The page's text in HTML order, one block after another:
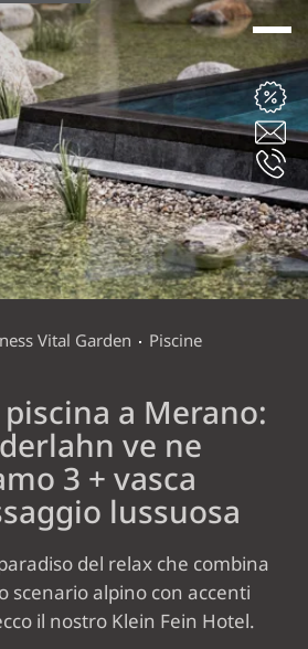
E SUITE
VITAL
VITAL GARDEN
& BEAUTY
Vital Garden Piscine
a Merano:
ve ne
3 + vasca
lussuosa
del relax che combina
scenario alpino con accenti
il nostro Klein Fein Hotel.